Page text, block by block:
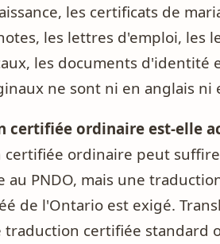
les certificats de
les lettres d'emploi, les
les documents d'identité
ne sont ni en anglais ni
certifiée ordinaire est-elle
certifiée ordinaire peut
au PNDO, mais une
de l'Ontario est exigé.
certifiée standard